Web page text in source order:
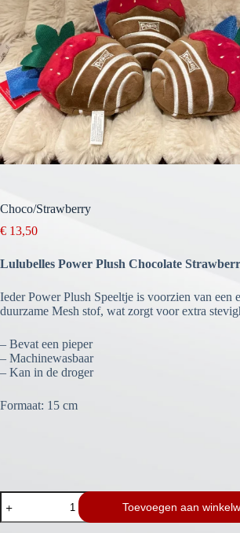
Choco/Strawberry
€ 13,50
Lulubelles Power Plush Chocolate
Ieder Power Plush Speeltje is voorzien van een
duurzame Mesh stof, wat zorgt voor extra
– Bevat een pieper
– Machinewasbaar
– Kan in de droger
Formaat: 15 cm
Choco/Strawberry
aantal
Toevoegen aan